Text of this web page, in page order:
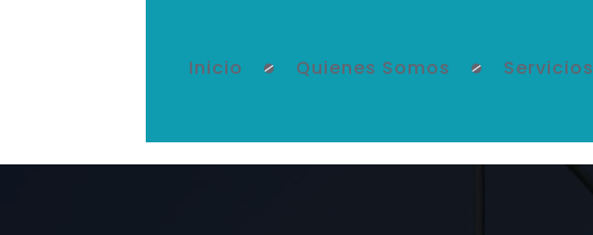
Inicio Quienes Somos Servicios